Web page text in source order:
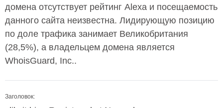
домена отсутствует рейтинг Alexa и посещаемость
данного сайта неизвестна. Лидирующую позицию
по доле трафика занимает Великобритания
(28,5%), а владельцем домена является
WhoisGuard, Inc..
Заголовок: